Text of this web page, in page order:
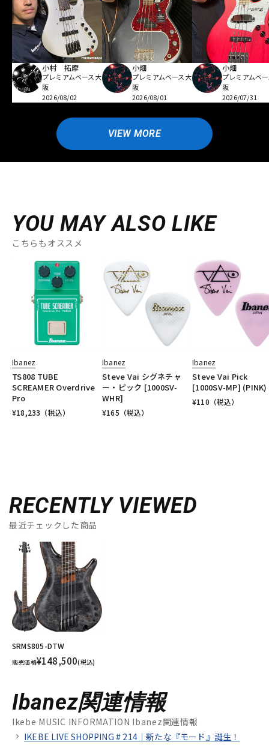
小村 拓摩
プレミアムベース大
阪
2026/08/02
小畑
プレミアムベース大
阪
2026/08/01
小畑
プレミアムベ
阪
2026/07/31
VIEW MORE
YOU MAY ALSO LIKE
こちらもオススメ
Ibanez
TS808 TUBE
SCREAMER Overdrive
Pro
¥18,233 （税込）
Ibanez
Steve Vai シグネチャ
ー・ピック [1000SV-
WHR]
¥165 （税込）
Ibanez
Steve Vai Pick
[1000SV-MP] (PINK)
¥110 （税込）
RECENTLY VIEWED
最近チェックした商品
SRMS805-DTW
販売価格¥148,500(税込)
Ibanez関連情報
Ikebe MUSIC INFORMATION Ibanez関連情報
IKEBE LIVE SHOPPING # 214｜新たな『モード』誕生！